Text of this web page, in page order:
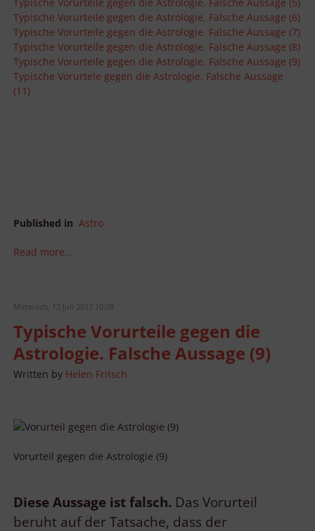
Typische Vorurteile gegen die Astrologie. Falsche Aussage (6)
Typische Vorurteile gegen die Astrologie. Falsche Aussage (7)
Typische Vorurteile gegen die Astrologie. Falsche Aussage (8)
Typische Vorurteile gegen die Astrologie. Falsche Aussage (9)
Typische Vorurtele gegen die Astrologie. Falsche Aussage
(11)
Published in Astro
Read more...
Mittwoch, 12 Juli 2017 10:08
Typische Vorurteile gegen die
Astrologie. Falsche Aussage (9)
Written by Helen Fritsch
Vorurteil gegen die Astrologie (9)
Diese Aussage ist falsch. Das Vorurteil
beruht auf der Tatsache, dass der